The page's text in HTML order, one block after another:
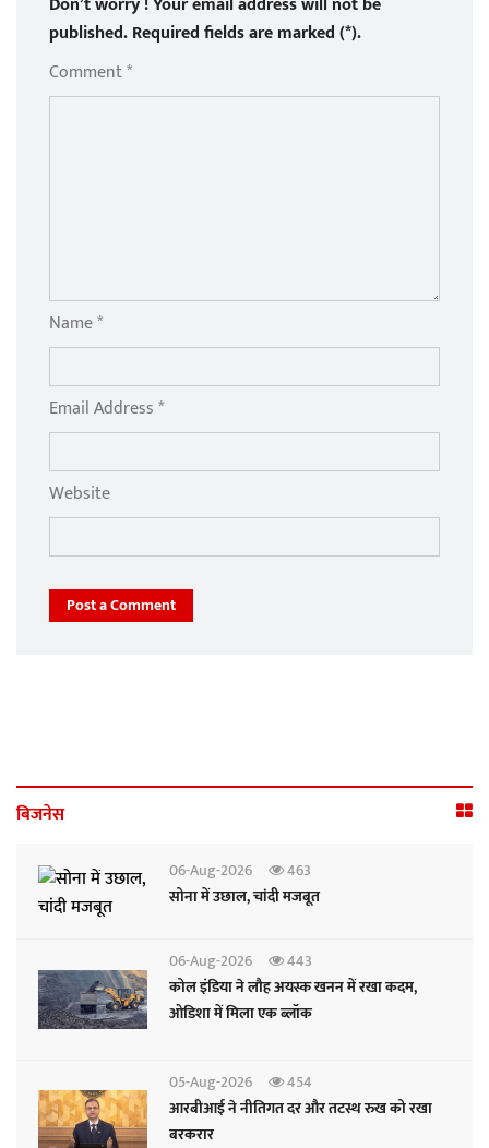
published. Required fields are marked (*).
Comment *
Name *
Email Address *
Website
Post a Comment
बिजनेस
06-Aug-2026
463
सोना में उछाल, चांदी मजबूत
06-Aug-2026
443
कोल इंडिया ने लौह अयस्क खनन में रखा कदम,
ओडिशा में मिला एक ब्लॉक
05-Aug-2026
454
आरबीआई ने नीतिगत दर और तटस्थ रुख को रखा
बरकरार